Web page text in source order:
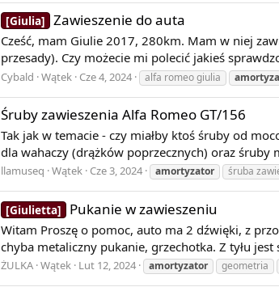
[Giulia] Zawieszenie do auta
Cześć, mam Giulie 2017, 280km. Mam w niej
przesady). Czy możecie mi polecić jakieś
Cybald Wątek Cze 4, 2024 alfa romeo giulia
Śruby zawieszenia Alfa Romeo GT/156
Tak jak w temacie - czy miałby ktoś śruby od
dla wahaczy (drążków poprzecznych) oraz śruby
llamuseq Wątek Cze 3, 2024 amortyzator śruba
[Giulietta] Pukanie w zawieszeniu
Witam Proszę o pomoc, auto ma 2 dźwięki, z
chyba metaliczny pukanie, grzechotka. Z tyłu
ŻULKA Wątek Lut 12, 2024 amortyzator geometria